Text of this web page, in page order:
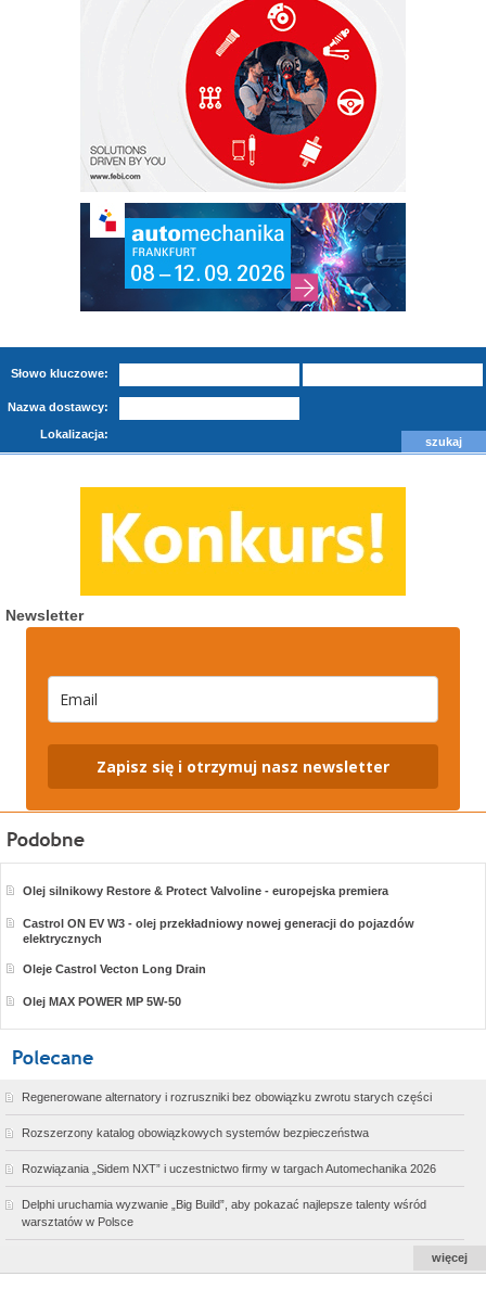
Słowo kluczowe:
Nazwa dostawcy:
Lokalizacja:
Newsletter
Zapisz się i otrzymuj nasz newsletter
Olej silnikowy Restore & Protect Valvoline - europejska premiera
Castrol ON EV W3 - olej przekładniowy nowej generacji do pojazdów
elektrycznych
Oleje Castrol Vecton Long Drain
Olej MAX POWER MP 5W-50
Regenerowane alternatory i rozruszniki bez obowiązku zwrotu starych części
Rozszerzony katalog obowiązkowych systemów bezpieczeństwa
Rozwiązania „Sidem NXT” i uczestnictwo firmy w targach Automechanika 2026
Delphi uruchamia wyzwanie „Big Build”, aby pokazać najlepsze talenty wśród
warsztatów w Polsce
więcej